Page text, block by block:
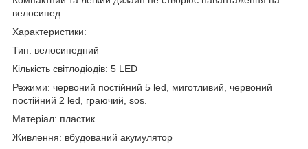
велосипед.
Характеристики:
Тип: велосипедний
Кількість світлодіодів: 5 LED
Режими: червоний постійний 5 led, миготливий, червоний
постійний 2 led, граючий, sos.
Матеріал: пластик
Живлення: вбудований акумулятор